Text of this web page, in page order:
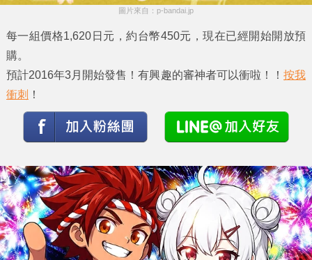
圖片來自：p-bandai.jp
每一組價格1,620日元，約台幣450元，現在已經開始開放預
購。
預計2016年3月開始發售！有興趣的審神者可以衝啦！！ 按我
衝刺 ！